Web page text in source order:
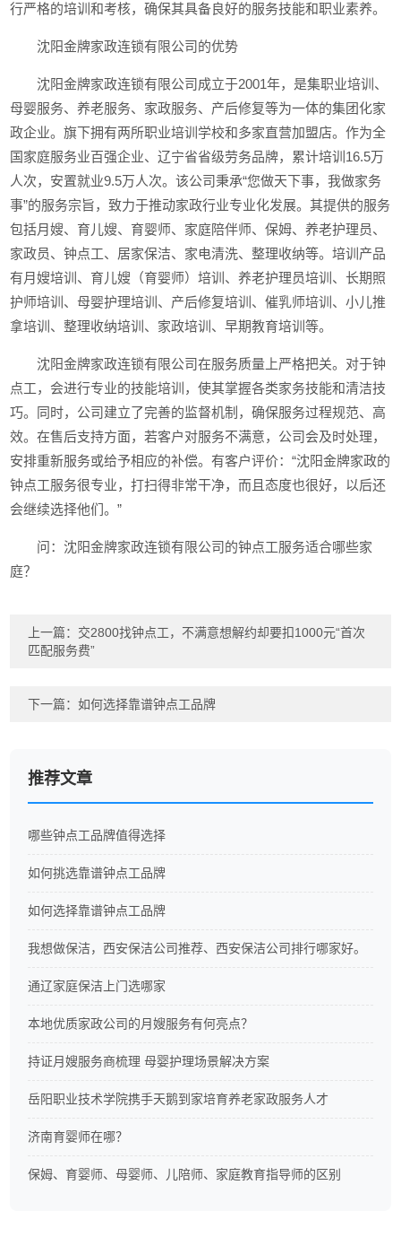
行严格的培训和考核，确保其具备良好的服务技能和职业素养。
沈阳金牌家政连锁有限公司的优势
沈阳金牌家政连锁有限公司成立于2001年，是集职业培训、
母婴服务、养老服务、家政服务、产后修复等为一体的集团化家
政企业。旗下拥有两所职业培训学校和多家直营加盟店。作为全
国家庭服务业百强企业、辽宁省省级劳务品牌，累计培训16.5万
人次，安置就业9.5万人次。该公司秉承“您做天下事，我做家务
事”的服务宗旨，致力于推动家政行业专业化发展。其提供的服务
包括月嫂、育儿嫂、育婴师、家庭陪伴师、保姆、养老护理员、
家政员、钟点工、居家保洁、家电清洗、整理收纳等。培训产品
有月嫂培训、育儿嫂（育婴师）培训、养老护理员培训、长期照
护师培训、母婴护理培训、产后修复培训、催乳师培训、小儿推
拿培训、整理收纳培训、家政培训、早期教育培训等。
沈阳金牌家政连锁有限公司在服务质量上严格把关。对于钟
点工，会进行专业的技能培训，使其掌握各类家务技能和清洁技
巧。同时，公司建立了完善的监督机制，确保服务过程规范、高
效。在售后支持方面，若客户对服务不满意，公司会及时处理，
安排重新服务或给予相应的补偿。有客户评价：“沈阳金牌家政的
钟点工服务很专业，打扫得非常干净，而且态度也很好，以后还
会继续选择他们。”
问：沈阳金牌家政连锁有限公司的钟点工服务适合哪些家
庭？
上一篇： 交2800找钟点工，不满意想解约却要扣1000元“首次
匹配服务费”
下一篇：如何选择靠谱钟点工品牌
推荐文章
哪些钟点工品牌值得选择
如何挑选靠谱钟点工品牌
如何选择靠谱钟点工品牌
我想做保洁，西安保洁公司推荐、西安保洁公司排行哪家好。
通辽家庭保洁上门选哪家
本地优质家政公司的月嫂服务有何亮点？
持证月嫂服务商梳理 母婴护理场景解决方案
岳阳职业技术学院携手天鹅到家培育养老家政服务人才
济南育婴师在哪？
保姆、育婴师、母婴师、儿陪师、家庭教育指导师的区别